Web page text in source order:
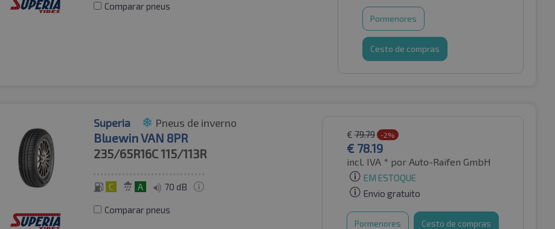
Comparar pneus
Pormenores
Cesto de compras
Superia Pneus de inverno
Bluewin VAN 8PR
235/65R16C115/113R
C A 70 dB
Comparar pneus
€ 79.79 -2%
€ 78.19
incl. IVA * por Auto-Raifen GmbH
EM ESTOQUE
Envio gratuito
Pormenores Cesto de compras